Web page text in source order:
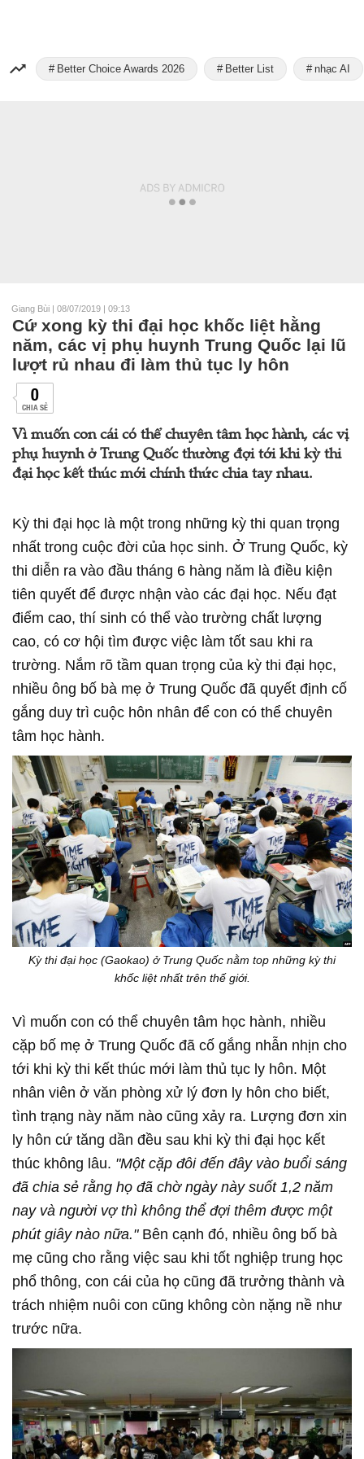
Better Choice Awards 2026 Better List nhạc AI
Giang Bùi | 08/07/2019 | 09:13
Cứ xong kỳ thi đại học khốc liệt hằng
năm, các vị phụ huynh Trung Quốc lại lũ
lượt rủ nhau đi làm thủ tục ly hôn
0
CHIA SẺ
Vì muốn con cái có thể chuyên tâm học hành, các vị
phụ huynh ở Trung Quốc thường đợi tới khi kỳ thi
đại học kết thúc mới chính thức chia tay nhau.
Kỳ thi đại học là một trong những kỳ thi quan trọng
nhất trong cuộc đời của học sinh. Ở Trung Quốc, kỳ
thi diễn ra vào đầu tháng 6 hàng năm là điều kiện
tiên quyết để được nhận vào các đại học. Nếu đạt
điểm cao, thí sinh có thể vào trường chất lượng
cao, có cơ hội tìm được việc làm tốt sau khi ra
trường. Nắm rõ tầm quan trọng của kỳ thi đại học,
nhiều ông bố bà mẹ ở Trung Quốc đã quyết định cố
gắng duy trì cuộc hôn nhân để con có thể chuyên
tâm học hành.
Kỳ thi đại học (Gaokao) ở Trung Quốc nằm top những kỳ thi
khốc liệt nhất trên thế giới.
Vì muốn con có thể chuyên tâm học hành, nhiều
cặp bố mẹ ở Trung Quốc đã cố gắng nhẫn nhịn cho
tới khi kỳ thi kết thúc mới làm thủ tục ly hôn. Một
nhân viên ở văn phòng xử lý đơn ly hôn cho biết,
tình trạng này năm nào cũng xảy ra. Lượng đơn xin
ly hôn cứ tăng dần đều sau khi kỳ thi đại học kết
thúc không lâu. "Một cặp đôi đến đây vào buổi sáng
đã chia sẻ rằng họ đã chờ ngày này suốt 1,2 năm
nay và người vợ thì không thể đợi thêm được một
phút giây nào nữa." Bên cạnh đó, nhiều ông bố bà
mẹ cũng cho rằng việc sau khi tốt nghiệp trung học
phổ thông, con cái của họ cũng đã trưởng thành và
trách nhiệm nuôi con cũng không còn nặng nề như
trước nữa.